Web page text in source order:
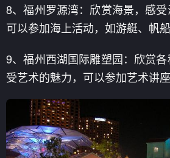
8、福州罗源湾：欣赏海景，感受
可以参加海上活动，如游艇、帆船
9、福州西湖国际雕塑园：欣赏
受艺术的魅力，可以参加艺术讲